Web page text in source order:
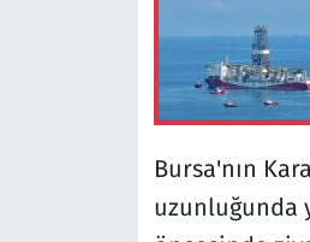
Bursa'nın
uzunluğunda